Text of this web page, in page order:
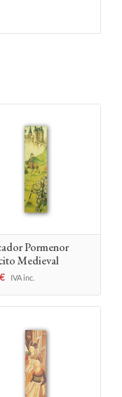
Pormenor
Medieval
€ IVA inc.